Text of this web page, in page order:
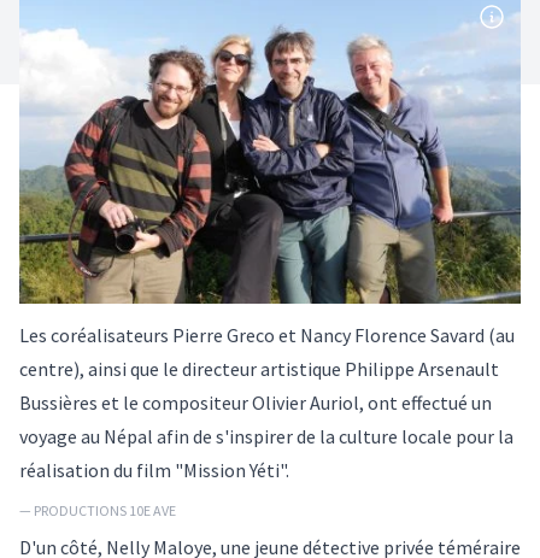
Les coréalisateurs Pierre Greco et Nancy Florence Savard (au
centre), ainsi que le directeur artistique Philippe Arsenault
Bussières et le compositeur Olivier Auriol, ont effectué un
voyage au Népal afin de s'inspirer de la culture locale pour la
réalisation du film "Mission Yéti".
— PRODUCTIONS 10E AVE
D'un côté, Nelly Maloye, une jeune détective privée téméraire